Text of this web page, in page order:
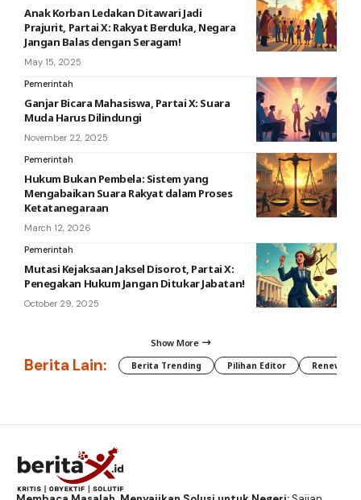
Anak Korban Ledakan Ditawari Jadi
Prajurit, Partai X: Rakyat Berduka, Negara
Jangan Balas dengan Seragam!
May 15, 2025
Pemerintah
Ganjar Bicara Mahasiswa, Partai X: Suara
Muda Harus Dilindungi
November 22, 2025
Pemerintah
Hukum Bukan Pembela: Sistem yang
Mengabaikan Suara Rakyat dalam Proses
Ketatanegaraan
March 12, 2026
Pemerintah
Mutasi Kejaksaan Jaksel Disorot, Partai X:
Penegakan Hukum Jangan Ditukar Jabatan!
October 29, 2025
Show More
Berita Lain: Berita Trending Pilihan Editor